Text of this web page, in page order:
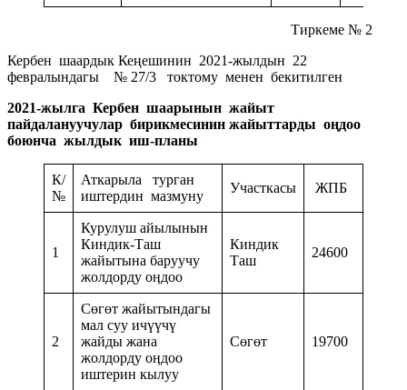
Тиркеме № 2
Кербен шаардык Кеңешинин 2021-жылдын 22
февралындагы № 27/3
токтому менен бекитилген
2021-жылга Кербен шаарынын жайыт
пайдалануучулар бирикмесинин жайыттарды оңдоо
боюнча жылдык иш-планы
К/
№
Аткарыла турган
иштердин мазмуну
Участкасы ЖПБ
1
Курулуш айылынын
Киндик-Таш
жайытына баруучу
жолдорду оӊдоо
Киндик
Таш
24600
2
Сөгөт жайытындагы
мал суу ичүүчү
жайды жана
жолдорду оӊдоо
иштерин кылуу
Сөгөт 19700